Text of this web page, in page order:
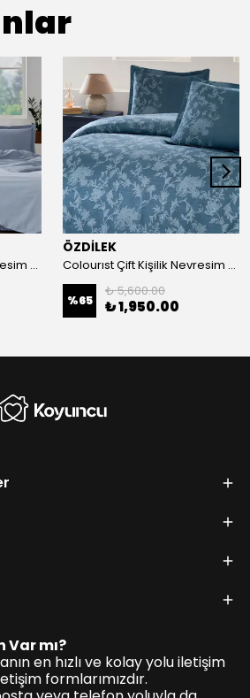
Colourist Çift Kişilik Nevresim Takımı-Buz Mavisi-Marina
ÖZDİLEK
Colourıst Çift Kişilik Nevresim Takımı-Mavi Barocco
%65
₺ 5,600.00
₺ 1,950.00
Var mı?
en hızlı ve kolay yolu iletişim
formlarımızdır.